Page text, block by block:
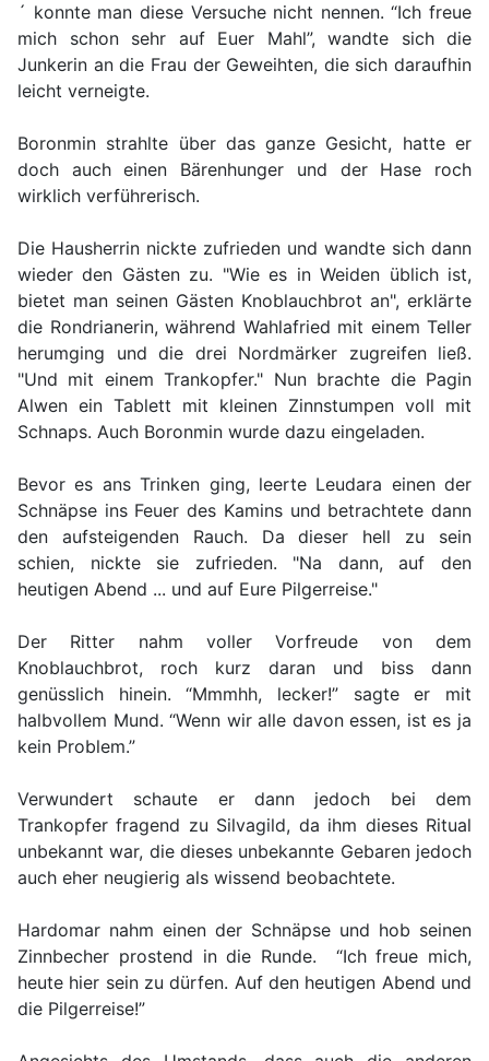
´ konnte man diese Versuche nicht nennen. “Ich freue
mich schon sehr auf Euer Mahl”, wandte sich die
Junkerin an die Frau der Geweihten, die sich daraufhin
leicht verneigte.
Boronmin strahlte über das ganze Gesicht, hatte er
doch auch einen Bärenhunger und der Hase roch
wirklich verführerisch.
Die Hausherrin nickte zufrieden und wandte sich dann
wieder den Gästen zu. "Wie es in Weiden üblich ist,
bietet man seinen Gästen Knoblauchbrot an", erklärte
die Rondrianerin, während Wahlafried mit einem Teller
herumging und die drei Nordmärker zugreifen ließ.
"Und mit einem Trankopfer." Nun brachte die Pagin
Alwen ein Tablett mit kleinen Zinnstumpen voll mit
Schnaps. Auch Boronmin wurde dazu eingeladen.
Bevor es ans Trinken ging, leerte Leudara einen der
Schnäpse ins Feuer des Kamins und betrachtete dann
den aufsteigenden Rauch. Da dieser hell zu sein
schien, nickte sie zufrieden. "Na dann, auf den
heutigen Abend ... und auf Eure Pilgerreise."
Der Ritter nahm voller Vorfreude von dem
Knoblauchbrot, roch kurz daran und biss dann
genüsslich hinein. “Mmmhh, lecker!” sagte er mit
halbvollem Mund. “Wenn wir alle davon essen, ist es ja
kein Problem.”
Verwundert schaute er dann jedoch bei dem
Trankopfer fragend zu Silvagild, da ihm dieses Ritual
unbekannt war, die dieses unbekannte Gebaren jedoch
auch eher neugierig als wissend beobachtete.
Hardomar nahm einen der Schnäpse und hob seinen
Zinnbecher prostend in die Runde. “Ich freue mich,
heute hier sein zu dürfen. Auf den heutigen Abend und
die Pilgerreise!”